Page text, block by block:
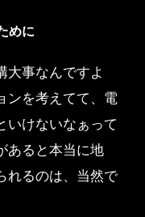
めに
大事なんですよ
ンを考えてて、電
いけないなぁって
あると本当に地
れるのは、当然で